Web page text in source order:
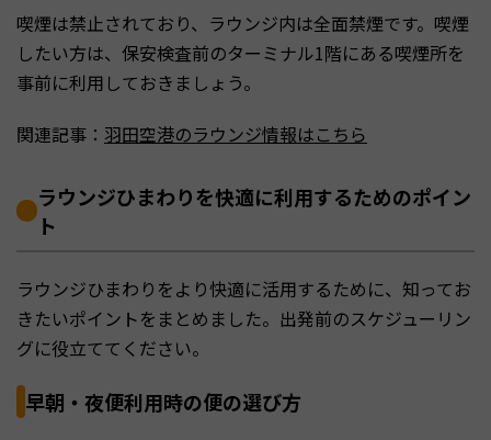
喫煙は禁止されており、ラウンジ内は全面禁煙です。喫煙
したい方は、保安検査前のターミナル1階にある喫煙所を
事前に利用しておきましょう。
関連記事： 羽田空港のラウンジ情報はこちら
ラウンジひまわりを快適に利用するためのポイン
ト
ラウンジひまわりをより快適に活用するために、知ってお
きたいポイントをまとめました。出発前のスケジューリン
グに役立ててください。
早朝・夜便利用時の便の選び方